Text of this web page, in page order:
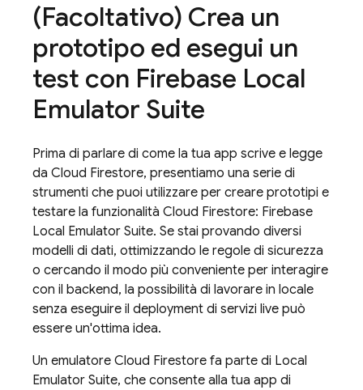
(Facoltativo) Crea un
prototipo ed esegui un
test con Firebase Local
Emulator Suite
Prima di parlare di come la tua app scrive e legge
da Cloud Firestore, presentiamo una serie di
strumenti che puoi utilizzare per creare prototipi e
testare la funzionalità Cloud Firestore: Firebase
Local Emulator Suite. Se stai provando diversi
modelli di dati, ottimizzando le regole di sicurezza
o cercando il modo più conveniente per interagire
con il backend, la possibilità di lavorare in locale
senza eseguire il deployment di servizi live può
essere un'ottima idea.
Un emulatore Cloud Firestore fa parte di Local
Emulator Suite, che consente alla tua app di